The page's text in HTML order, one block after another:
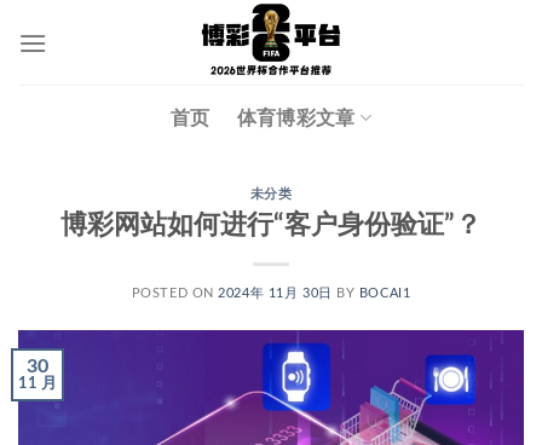
首页 体育博彩文章
未分类
博彩网站如何进行“客户身份验证”？
POSTED ON 2024年 11月 30日 BY BOCAI1
30
11 月